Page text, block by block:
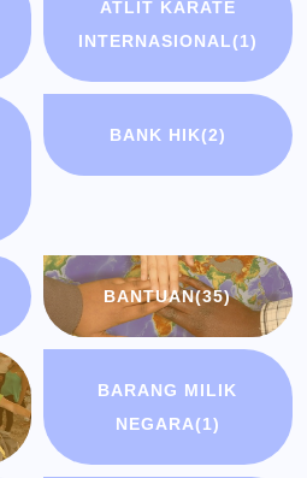
ATLIT KARATE
INTERNASIONAL(1)
BANK HIK(2)
BANTUAN(35)
BARANG MILIK
NEGARA(1)